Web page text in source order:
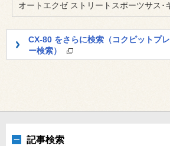
オートエクゼ ストリートスポーツサス･
CX-80 をさらに検索（コクピットプ
ー検索）
記事検索